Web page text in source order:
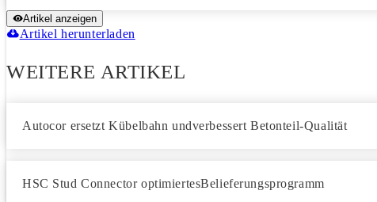
Artikel anzeigen
Artikel herunterladen
WEITERE ARTIKEL
Autocor ersetzt Kübelbahn undverbessert Betonteil-Qualität
HSC Stud Connector optimiertesBelieferungsprogramm